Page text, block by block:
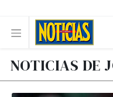
NOTICIAS DE